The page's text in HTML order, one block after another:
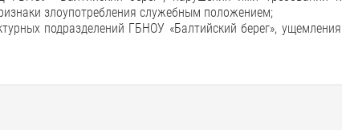
злоупотребления служебным положением;
подразделений ГБНОУ «Балтийский берег», ущемления